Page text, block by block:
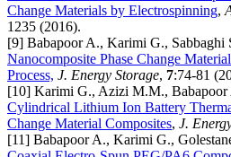
Change Materials by Electrospinning,
1235 (2016).
[9] Babapoor A., Karimi G., Sabbaghi
Nanocomposite Phase Change
Process, J. Energy Storage, 7:74-81
[10] Karimi G., Azizi M.M., Babapoor
Cylindrical Lithium Ion Battery
Change Material Composites, J.
[11] Babapoor A., Karimi G.,